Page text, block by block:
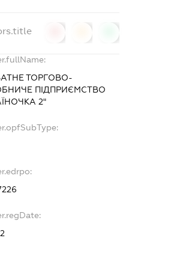
ТОРГОВО-
ПІДПРИЄМСТВО
2"